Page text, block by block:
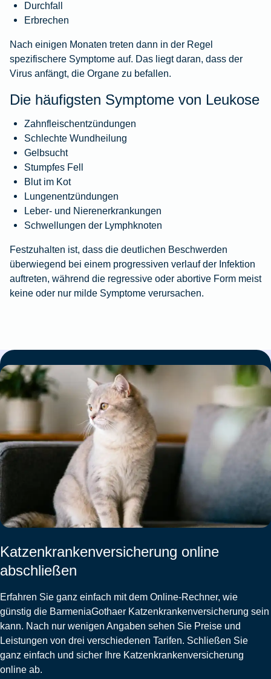
Durchfall
Erbrechen
Nach einigen Monaten treten dann in der Regel
spezifischere Symptome auf. Das liegt daran, dass der
Virus anfängt, die Organe zu befallen.
Die häufigsten Symptome von Leukose
Zahnfleischentzündungen
Schlechte Wundheilung
Gelbsucht
Stumpfes Fell
Blut im Kot
Lungenentzündungen
Leber- und Nierenerkrankungen
Schwellungen der Lymphknoten
Festzuhalten ist, dass die deutlichen Beschwerden
überwiegend bei einem progressiven verlauf der Infektion
auftreten, während die regressive oder abortive Form meist
keine oder nur milde Symptome verursachen.
Katzenkrankenversicherung online
abschließen
Erfahren Sie ganz einfach mit dem Online-Rechner, wie
günstig die BarmeniaGothaer Katzenkrankenversicherung sein
kann. Nach nur wenigen Angaben sehen Sie Preise und
Leistungen von drei verschiedenen Tarifen. Schließen Sie
ganz einfach und sicher Ihre Katzenkrankenversicherung
online ab.